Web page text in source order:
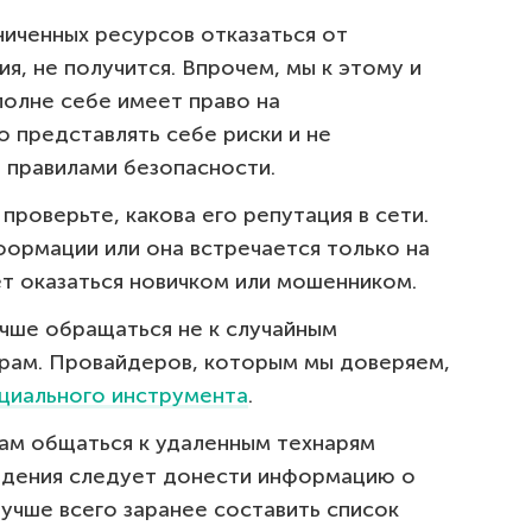
ресурсов отказаться от
не получится. Впрочем, мы к этому и
себе имеет право на
себе риски и не
безопасности.
какова его репутация в сети.
или она встречается только на
оказаться новичком или мошенником.
обращаться не к случайным
Провайдеров, которым мы доверяем,
инструмента.
общаться к удаленным технарям
следует донести информацию о
всего заранее составить список